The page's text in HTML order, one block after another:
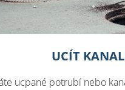
UCÍT
ucpané potrubí nebo